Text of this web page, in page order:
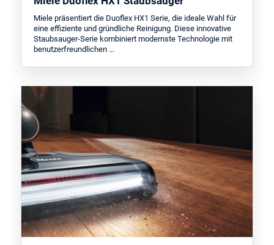
Miele präsentiert die Duoflex HX1 Serie, die ideale Wahl für
eine effiziente und gründliche Reinigung. Diese innovative
Staubsauger-Serie kombiniert modernste Technologie mit
benutzerfreundlichen …